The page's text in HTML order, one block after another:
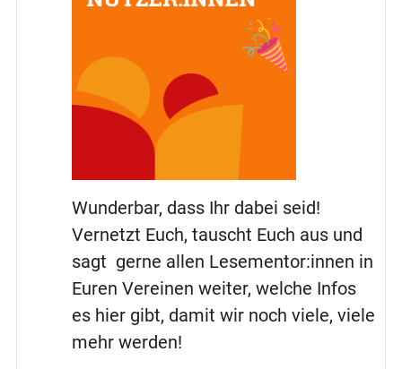
Wunderbar, dass Ihr dabei seid!
Vernetzt Euch, tauscht Euch aus und
sagt gerne allen Lesementor:innen in
Euren Vereinen weiter, welche Infos
es hier gibt, damit wir noch viele, viele
mehr werden!